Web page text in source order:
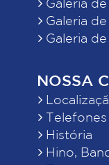
Galeria
Galeria
NOSSA
História
Hino,